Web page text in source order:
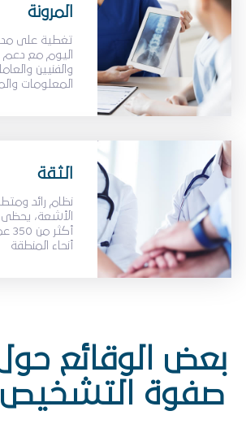
المرونة
اليوم مع دعم
والفنيين
المعلومات
الثقة
نظام رائد
الأشعة، يحظى
أنحاء المنطقة
بعض الوقائع
صفوة التشخيص